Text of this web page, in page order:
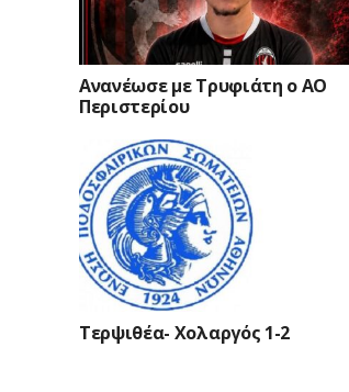
Ανανέωσε με Τρυφιάτη ο ΑΟ
Περιστερίου
Τερψιθέα- Χολαργός 1-2